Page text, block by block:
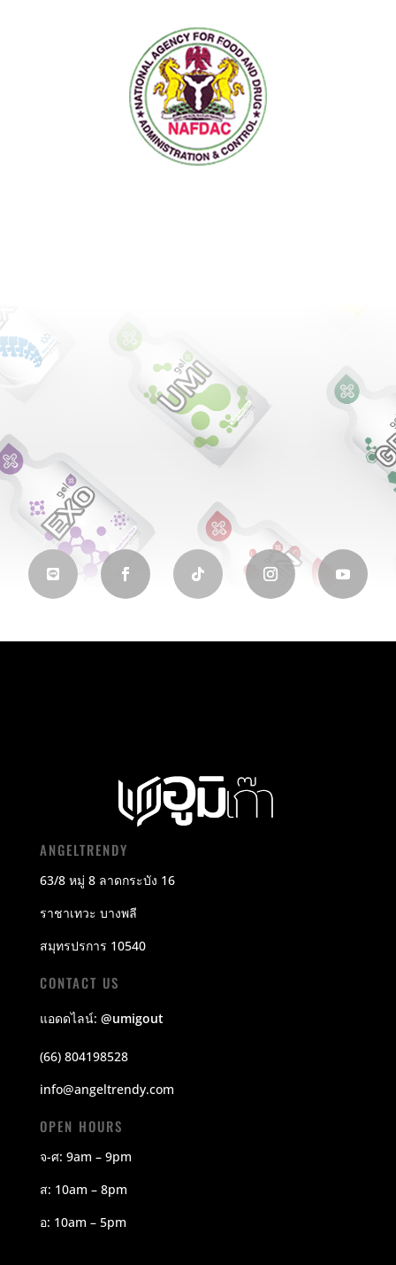
ANGELTRENDY
63/8 หมู่ 8 ลาดกระบัง 16
ราชาเทวะ บางพลี
สมุทรปรการ 10540
CONTACT US
แอดดไลน์: @umigout
(66) 804198528
info@angeltrendy.com
OPEN HOURS
จ-ศ: 9am – 9pm
ส: 10am – 8pm
อ: 10am – 5pm